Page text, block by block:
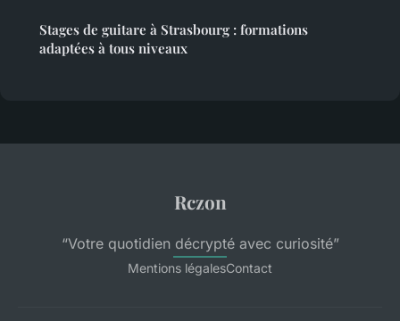
Stages de guitare à Strasbourg : formations
adaptées à tous niveaux
Rczon
“Votre quotidien décrypté avec curiosité”
Mentions légalesContact